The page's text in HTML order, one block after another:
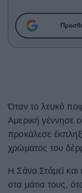
Celebrities
Συνεντεύξεις
Who
Ζώδια
Living
Cooking
Green
Όταν το λευκό
Αμερική γέννησε
προκάλεσε
χρώματος του
Η Σάνα Στάμεϊ και
στα μάτια τους,